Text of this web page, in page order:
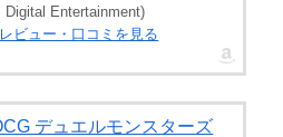
Digital Entertainment)
ビュー・口コミを見る
デュエルモンスターズ